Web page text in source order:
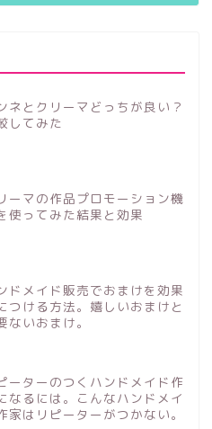
ネとクリーマどっちが良い？
してみた
ーマの作品プロモーション機
使ってみた結果と効果
ドメイド販売でおまけを効果
つける方法。嬉しいおまけと
ないおまけ。
ーターのつくハンドメイド作
なるには。こんなハンドメイ
家はリピーターがつかない。